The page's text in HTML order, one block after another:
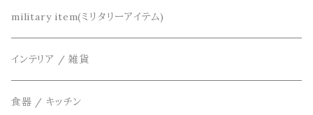
DETAIL(ディティール)
THE FLAVOR DESIGN(ザ フレーバーデザイン)
FOB FACTORY(エフオービーファクトリー)
鞄
リメイク
アクセサリー
military item(ミリタリーアイテム)
インテリア / 雑貨
食器 / キッチン